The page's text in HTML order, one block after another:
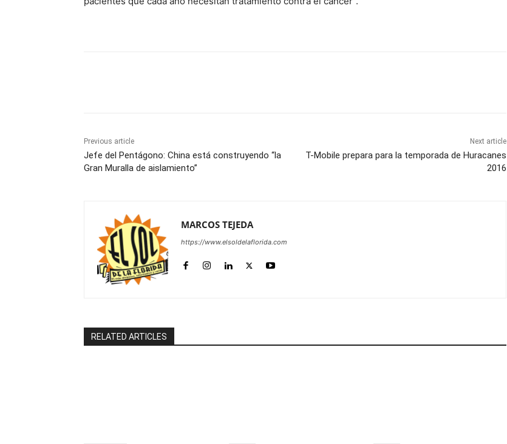
Previous article
Jefe del Pentágono: China está construyendo “la
Gran Muralla de aislamiento”
Next article
T-Mobile prepara para la temporada de Huracanes
2016
MARCOS TEJEDA
https://www.elsoldelaflorida.com
RELATED ARTICLES